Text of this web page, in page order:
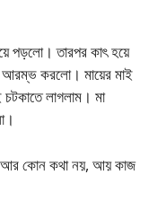
পড়লো। তারপর কাৎ হয়ে
আরম্ভ করলো। মায়ের মাই
লাগলাম। মা
আর কোন কথা নয়, আয় কাজ